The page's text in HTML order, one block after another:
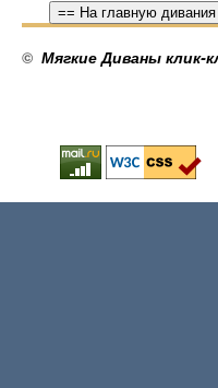
== На главную
© Мягкие Диваны клик-